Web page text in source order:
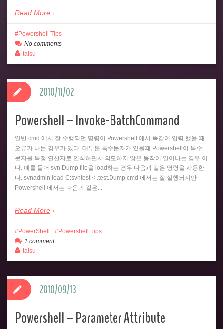
Read More
Powershell Tips
No comments
talsu
Powershell – Invoke-BatchCommand
일반 cmd 에서 잘 수행되던 명령이 Powershell 에서 똑같이 입력 했을 때
오류가 나는 경우가 있다. 대부분 특수문자가 있을때 Powershell이 특수
문자를 특정 연산자로 인식하면서 의도하지 않은 동작이 일어나는 경우 이
다. 예를 들어 svn Dump file을 load하는 경우 다음과 같은 명령을 사용한
다. svnadmin load C:svntest < .test.Dump cmd 에서는 잘 실행되지만
Powershell 에서는 다음과 같은...
Read More
2010/11/02
PowerShell
Powershell Tips
1 comment
talsu
Powershell – Parameter Attribute
2010/09/13